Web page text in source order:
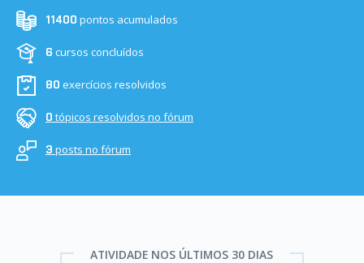
11400 pontos acumulados
6 cursos concluídos
80 exercícios resolvidos
0 tópicos resolvidos no fórum
3 posts no fórum
ATIVIDADE NOS ÚLTIMOS 30 DIAS